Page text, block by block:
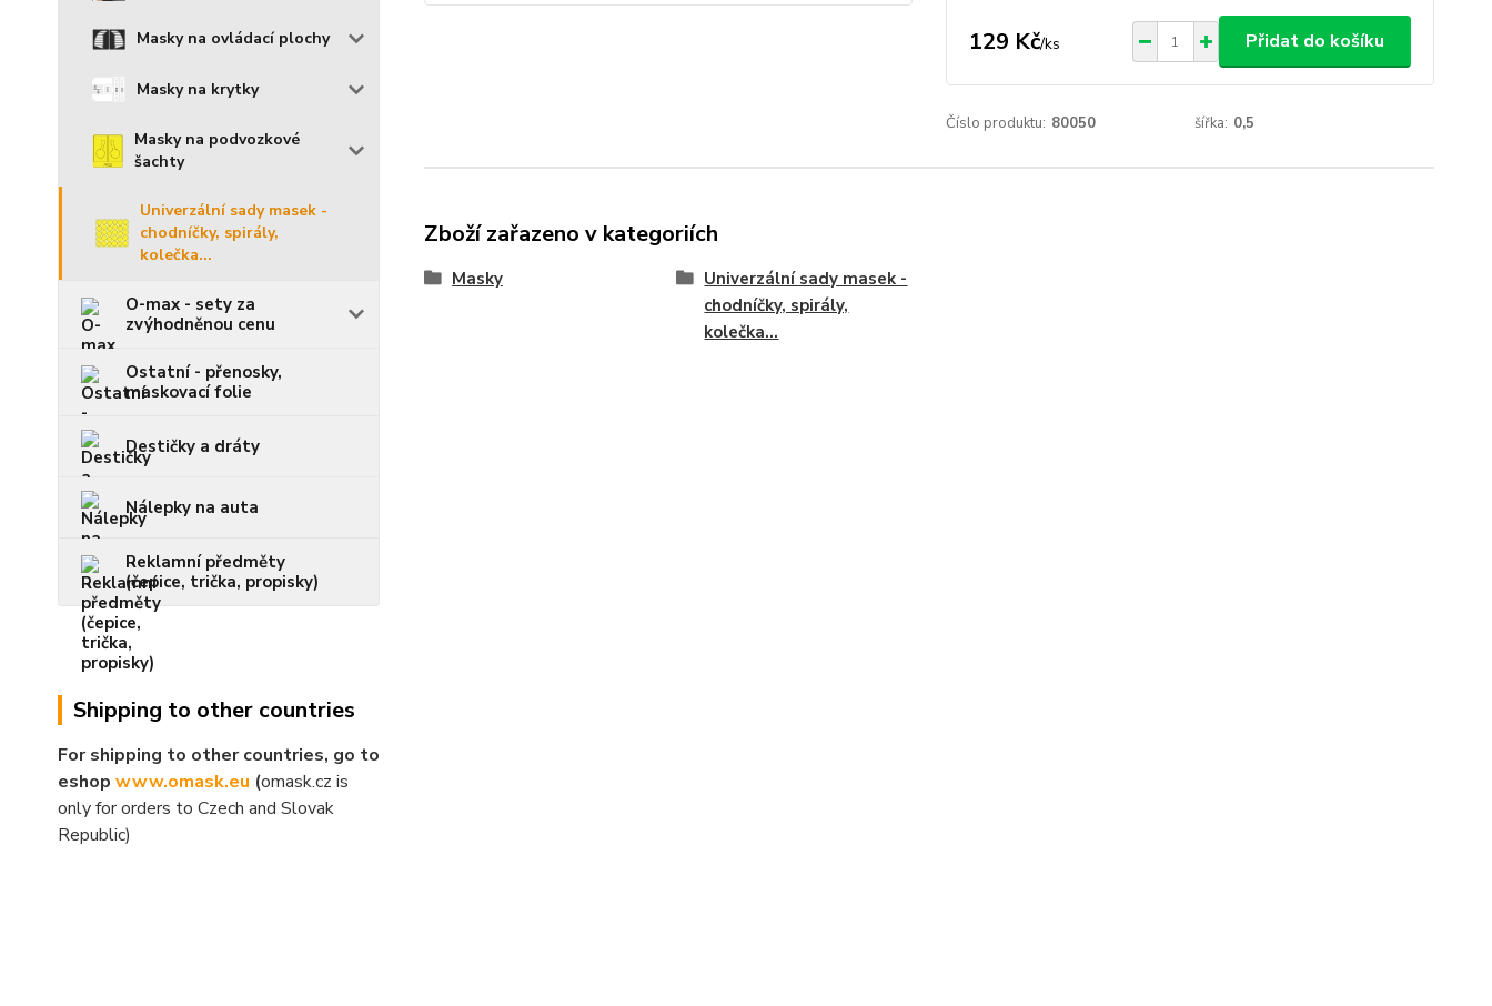
Masky na ovládací plochy
Masky na krytky
Masky na podvozkové
šachty
Univerzální sady masek -
chodníčky, spirály,
kolečka...
O-max - sety za
zvýhodněnou cenu
Ostatní - přenosky,
maskovací folie
Destičky a dráty
Nálepky na auta
Reklamní předměty
(čepice, trička, propisky)
Shipping to other countries
For shipping to other countries, go to
eshop www.omask.eu (omask.cz is
only for orders to Czech and Slovak
Republic)
129 Kč/ks Přidat do košíku
Číslo produktu: 80050 šířka: 0,5
Zboží zařazeno v kategoriích
Masky
Univerzální sady masek -
chodníčky, spirály,
kolečka...